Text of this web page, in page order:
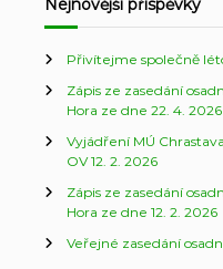
Nejnovější příspěvky
Přivítejme společně
Zápis ze zasedání
Hora ze dne 22. 4. 2026
Vyjádření MÚ
OV 12. 2. 2026
Zápis ze zasedání
Hora ze dne 12. 2. 2026
Veřejné zasedání